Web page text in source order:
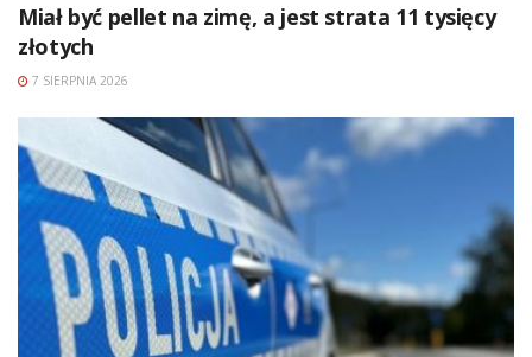
Miał być pellet na zimę, a jest strata 11 tysięcy
złotych
7 SIERPNIA 2026